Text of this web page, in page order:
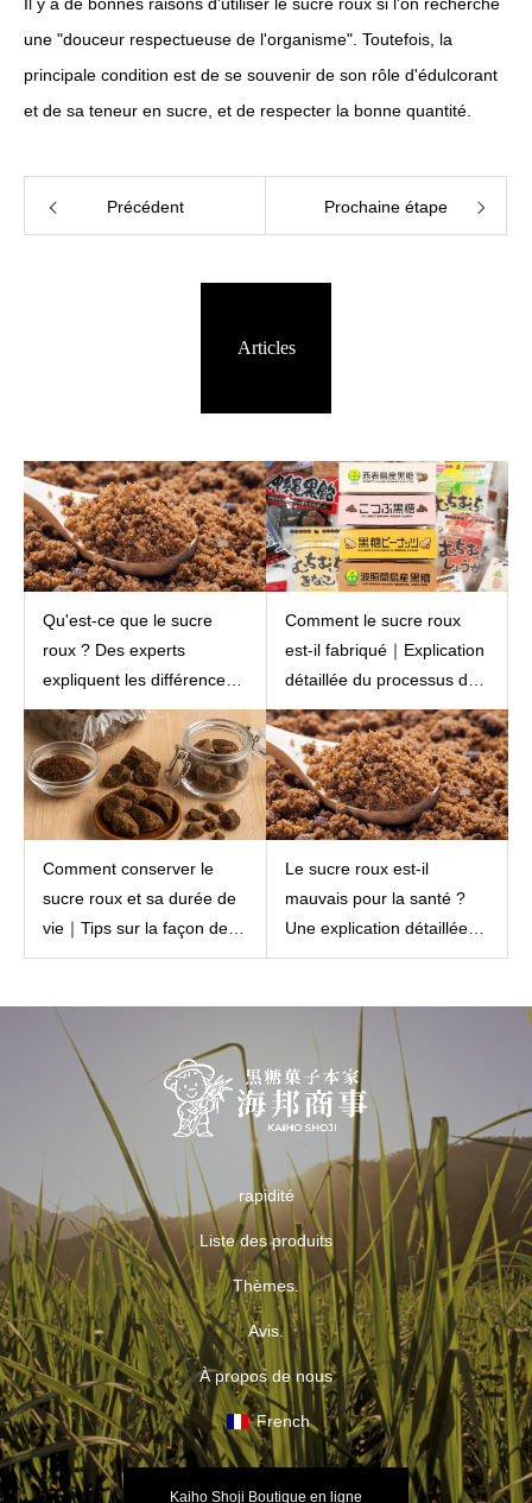
Il y a de bonnes raisons d'utiliser le sucre roux si l'on recherche
une "douceur respectueuse de l'organisme". Toutefois, la
principale condition est de se souvenir de son rôle d'édulcorant
et de sa teneur en sucre, et de respecter la bonne quantité.
Précédent Prochaine étape
Articles
connexes.
Qu'est-ce que le sucre
roux ? Des experts
expliquent les différences
avec le sucre blanc et ses
bienfaits pour la santé.
Comment le sucre roux
est-il fabriqué｜Explication
détaillée du processus de
production : pressage,
chauffage, filtrage et
moulage.
Comment conserver le
sucre roux et sa durée de
vie｜Tips sur la façon de
prolonger son goût.
Le sucre roux est-il
mauvais pour la santé ?
Une explication détaillée
des risques et des
rapidité
Liste des produits
Thèmes.
Avis.
À propos de nous
French
Kaiho Shoji Boutique en ligne